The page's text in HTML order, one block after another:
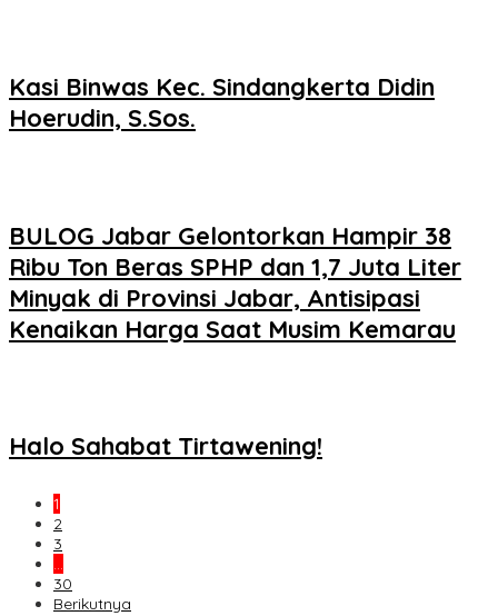
Kasi Binwas Kec. Sindangkerta Didin
Hoerudin, S.Sos.
BULOG Jabar Gelontorkan Hampir 38
Ribu Ton Beras SPHP dan 1,7 Juta Liter
Minyak di Provinsi Jabar, Antisipasi
Kenaikan Harga Saat Musim Kemarau
Halo Sahabat Tirtawening!
1
2
3
…
30
Berikutnya